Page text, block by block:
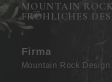
MOUNTAIN
FRÖHLICHES
Firma
Mountain Rock